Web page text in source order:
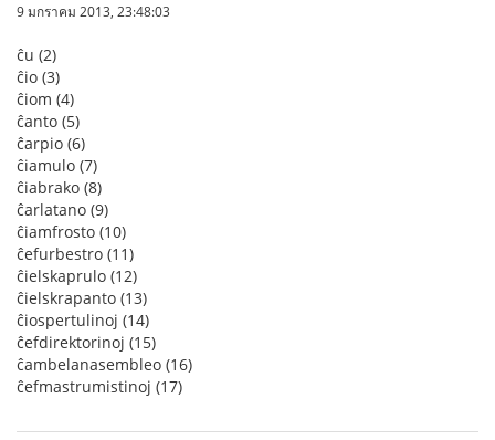
9 มกราคม 2013, 23:48:03
ĉu (2)
ĉio (3)
ĉiom (4)
ĉanto (5)
ĉarpio (6)
ĉiamulo (7)
ĉiabrako (8)
ĉarlatano (9)
ĉiamfrosto (10)
ĉefurbestro (11)
ĉielskaprulo (12)
ĉielskrapanto (13)
ĉiospertulinoj (14)
ĉefdirektorinoj (15)
ĉambelanasembleo (16)
ĉefmastrumistinoj (17)